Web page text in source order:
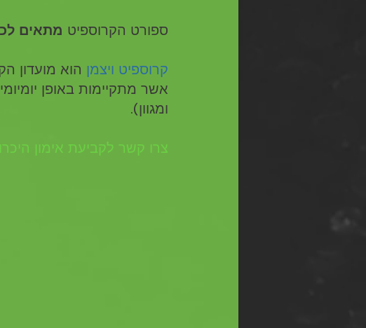
ספורט הקרוספיט מתאים
קרוספיט ויצמן
אשר מתקיימות באופן
ומגוון).
צרו קשר לקביעת אימון